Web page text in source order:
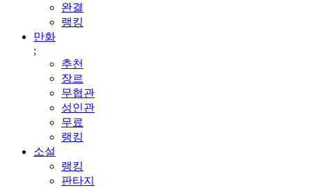
완결
랭킹
만화
;
추천
장르
무협관
성인관
무료
랭킹
소설
랭킹
판타지